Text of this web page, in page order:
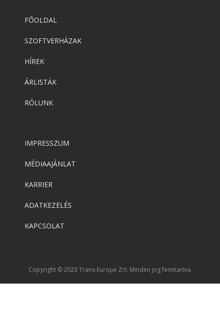
FŐOLDAL
SZOFTVERHÁZAK
HÍREK
ÁRLISTÁK
RÓLUNK
IMPRESSZUM
MÉDIAAJÁNLAT
KARRIER
ADATKEZELÉS
KAPCSOLAT
Copyright © 2023 Trans-Europe Zrt. Minden jog fenntartva.